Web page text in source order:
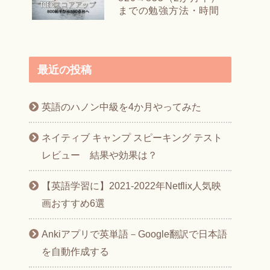
までの勉強方法・時間
最近の投稿
英語のハノン中級を4か月やってみた
ネイティブ キャンプ スピーキング テスト
レビュー 結果や効果は？
【英語学習に】2021-2022年Netflix人気映
画おすすめ6選
Ankiアプリで英単語－Google翻訳で日本語
を自動作成する